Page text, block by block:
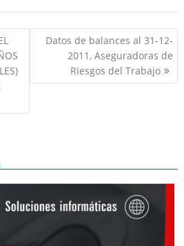
Datos de balances al 31-12-
2011, Aseguradoras de
Riesgos del Trabajo